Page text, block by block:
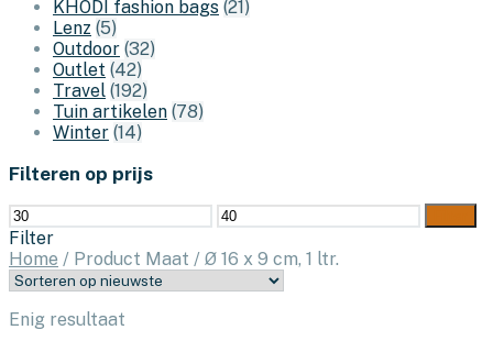
KHODI fashion bags (21)
Lenz (5)
Outdoor (32)
Outlet (42)
Travel (192)
Tuin artikelen (78)
Winter (14)
Filteren op prijs
Min.
prijs
Max.
prijs
Filter
Home / Product Maat / Ø 16 x 9 cm, 1 ltr.
Enig resultaat